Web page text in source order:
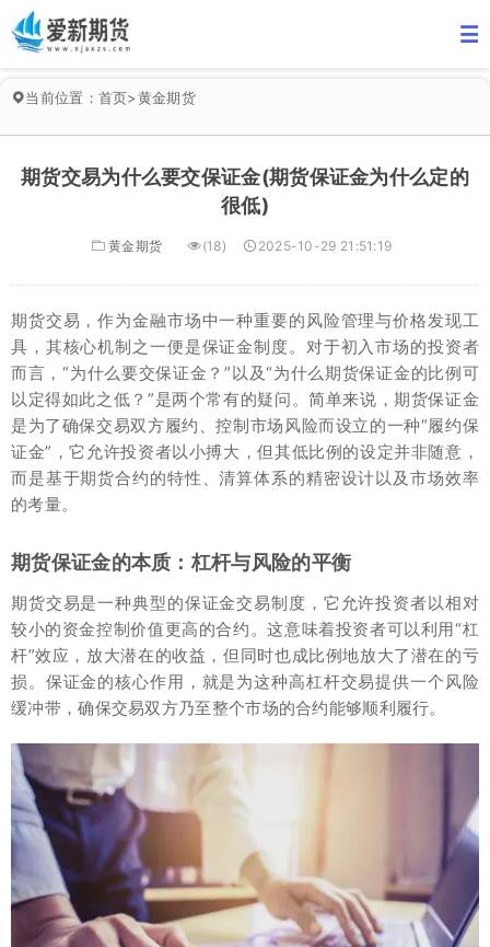
当前位置： 首页>黄金期货
期货交易为什么要交保证金(期货保证金为什么定的
很低)
黄金期货 (18) 2025-10-29 21:51:19
期货交易，作为金融市场中一种重要的风险管理与价格发现工
具，其核心机制之一便是保证金制度。对于初入市场的投资者
而言，“为什么要交保证金？”以及“为什么期货保证金的比例可
以定得如此之低？”是两个常有的疑问。简单来说，期货保证金
是为了确保交易双方履约、控制市场风险而设立的一种“履约保
证金”，它允许投资者以小搏大，但其低比例的设定并非随意，
而是基于期货合约的特性、清算体系的精密设计以及市场效率
的考量。
期货保证金的本质：杠杆与风险的平衡
期货交易是一种典型的保证金交易制度，它允许投资者以相对
较小的资金控制价值更高的合约。这意味着投资者可以利用“杠
杆”效应，放大潜在的收益，但同时也成比例地放大了潜在的亏
损。保证金的核心作用，就是为这种高杠杆交易提供一个风险
缓冲带，确保交易双方乃至整个市场的合约能够顺利履行。